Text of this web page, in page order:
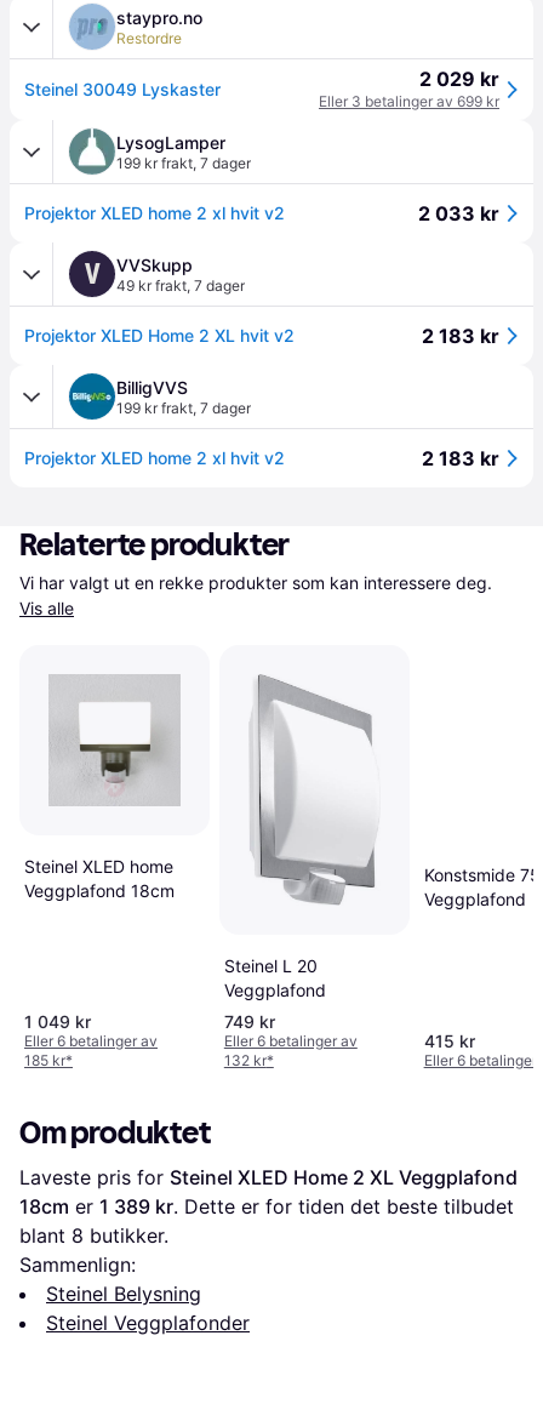
staypro.no
Restordre
Steinel 30049 Lyskaster 2 029 kr
Eller 3 betalinger av 699 kr
LysogLamper
199 kr frakt, 7 dager
Projektor XLED home 2 xl hvit v2 2 033 kr
V VVSkupp
49 kr frakt, 7 dager
Projektor XLED Home 2 XL hvit v2 2 183 kr
BilligVVS
199 kr frakt, 7 dager
Projektor XLED home 2 xl hvit v2 2 183 kr
Relaterte produkter
Vis alle
Steinel XLED home
Veggplafond 18cm
1 049 kr
Eller 6 betalinger av
185 kr*
Steinel L 20
Veggplafond
749 kr
Eller 6 betalinger av
132 kr*
Konstsmide
Veggplafond
415 kr
Eller 6 betalinger
Om produktet
Laveste pris for Steinel XLED Home 2 XL Veggplafond
18cm er 1 389 kr. Dette er for tiden det beste tilbudet
blant 8 butikker.
Sammenlign:
Steinel Belysning
Steinel Veggplafonder